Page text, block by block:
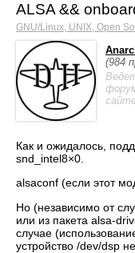
ALSA &&
GNU/Linux, UNIX, Open
(984
Как и ожидалось,
snd_intel8×0.
alsaconf (если этот
Но (независимо от
или из пакета alsa-
случае
устройство /dev/dsp